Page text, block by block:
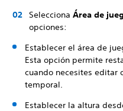
Selecciona Área de
opciones:
Establecer el área de
Esta opción permite
cuando necesites editar
temporal.
Establecer la altura